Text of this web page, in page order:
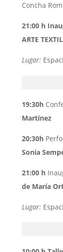
Concha
21:00 h
ARTE
Lugar:
19:30h
Martínez
20:30h
Sonia
21:00 h
de María
Lugar: